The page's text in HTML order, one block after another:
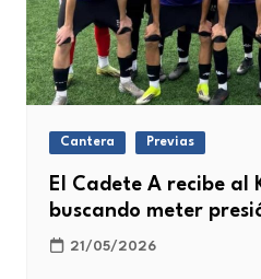
Cantera Previas
El Cadete A recibe al
buscando meter
21/05/2026